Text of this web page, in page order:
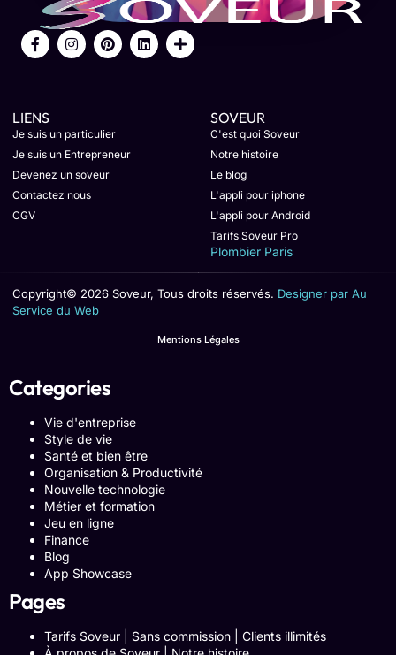
LIENS
Je suis un particulier
Je suis un Entrepreneur
Devenez un soveur
Contactez nous
CGV
SOVEUR
C'est quoi Soveur
Notre histoire
Le blog
L'appli pour iphone
L'appli pour Android
Tarifs Soveur Pro
Plombier Paris
Copyright© 2026 Soveur, Tous droits réservés. Designer par Au
Service du Web
Mentions Légales
Categories
Vie d'entreprise
Style de vie
Santé et bien être
Organisation & Productivité
Nouvelle technologie
Métier et formation
Jeu en ligne
Finance
Blog
App Showcase
Pages
Tarifs Soveur | Sans commission | Clients illimités